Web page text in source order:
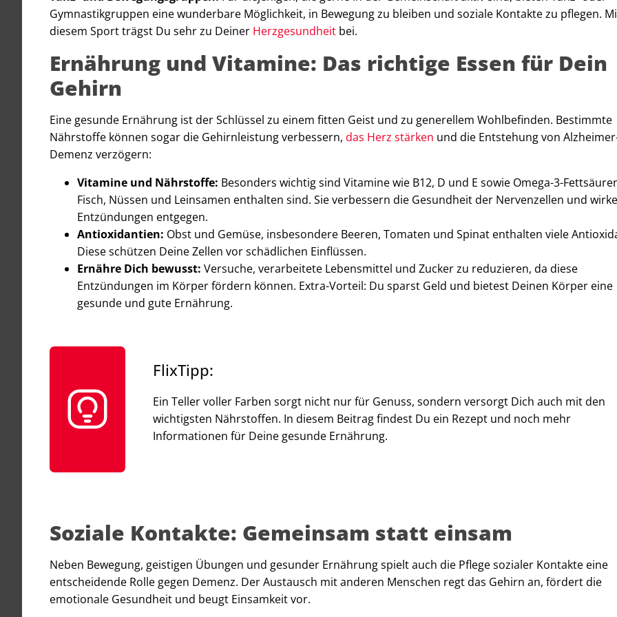
Gymnastikgruppen eine wunderbare Möglichkeit, in Bewegung zu bleiben und soziale Kontakte zu pflegen.
diesem Sport trägst Du sehr zu Deiner Herzgesundheit bei.
Ernährung und Vitamine: Das richtige Essen für Dein
Gehirn
Eine gesunde Ernährung ist der Schlüssel zu einem fitten Geist und zu generellem Wohlbefinden. Bestimmte
Nährstoffe können sogar die Gehirnleistung verbessern, das Herz stärken und die Entstehung von
Demenz verzögern:
Vitamine und Nährstoffe: Besonders wichtig sind Vitamine wie B12, D und E sowie Omega-3-
Fisch, Nüssen und Leinsamen enthalten sind. Sie verbessern die Gesundheit der Nervenzellen und
Entzündungen entgegen.
Antioxidantien: Obst und Gemüse, insbesondere Beeren, Tomaten und Spinat enthalten viele
Diese schützen Deine Zellen vor schädlichen Einflüssen.
Ernähre Dich bewusst: Versuche, verarbeitete Lebensmittel und Zucker zu reduzieren, da diese
Entzündungen im Körper fördern können. Extra-Vorteil: Du sparst Geld und bietest Deinen Körper eine
gesunde und gute Ernährung.
FlixTipp:
Ein Teller voller Farben sorgt nicht nur für Genuss, sondern versorgt Dich auch mit den
wichtigsten Nährstoffen. In diesem Beitrag findest Du ein Rezept und noch mehr
Informationen für Deine gesunde Ernährung.
Soziale Kontakte: Gemeinsam statt einsam
Neben Bewegung, geistigen Übungen und gesunder Ernährung spielt auch die Pflege sozialer Kontakte eine
entscheidende Rolle gegen Demenz. Der Austausch mit anderen Menschen regt das Gehirn an, fördert die
emotionale Gesundheit und beugt Einsamkeit vor.